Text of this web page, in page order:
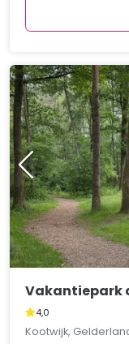
Vakantiepark
4,0
Kootwijk,